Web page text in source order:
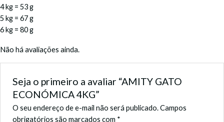
4 kg = 53 g
5 kg = 67 g
6 kg = 80 g
Não há avaliações ainda.
Seja o primeiro a avaliar “AMITY GATO
ECONÓMICA 4KG”
O seu endereço de e-mail não será publicado.Campos
obrigatórios são marcados com *